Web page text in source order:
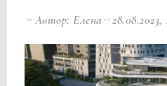
Автор: Елена 28.08.2023,